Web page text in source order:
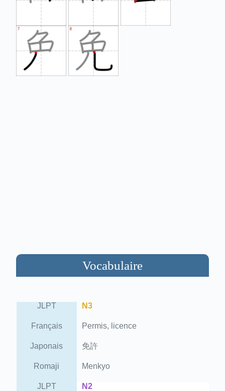
Vocabulaire
JLPT N3
Français Permis, licence
Japonais 免許
Romaji Menkyo
JLPT N2